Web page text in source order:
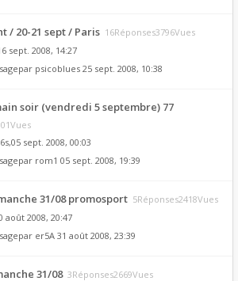
/ 20-21 sept / Paris 16Réponses3796Vues
sept. 2008, 14:27
psicoblues 25 sept. 2008, 10:38
soir (vendredi 5 septembre) 77
,05 sept. 2008, 00:03
rom1 05 sept. 2008, 19:39
31/08 promosport 5Réponses2418Vues
août 2008, 20:47
er5A 31 août 2008, 23:39
31/08 3Réponses2669Vues